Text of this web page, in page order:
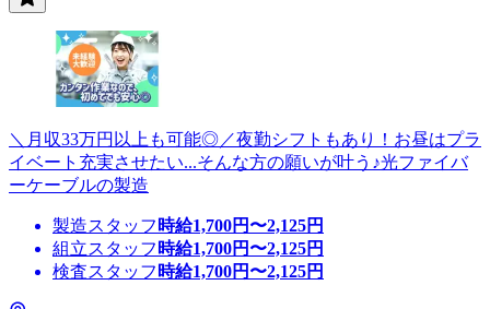
＼月収33万円以上も可能◎／夜勤シフトもあり！お昼はプラ
イベート充実させたい...そんな方の願いが叶う♪光ファイバ
ーケーブルの製造
製造スタッフ 時給1,700円〜2,125円
組立スタッフ 時給1,700円〜2,125円
検査スタッフ 時給1,700円〜2,125円